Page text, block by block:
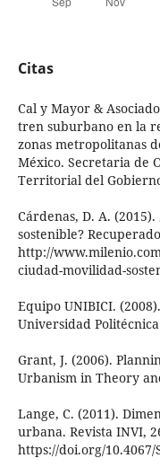
Citas
Cal y Mayor &
tren suburbano en la
zonas metropolitanas
México. Secretaria de
Territorial del
Cárdenas, D. A.
sostenible?
http://
ciudad-movilidad-
Equipo UNIBICI.
Universidad
Grant, J. (2006).
Urbanism in Theory
Lange, C. (2011).
urbana. Revista INVI,
https://doi.org/10.4067/